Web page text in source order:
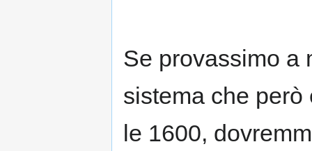
Se provassimo a
sistema che
le 1600,